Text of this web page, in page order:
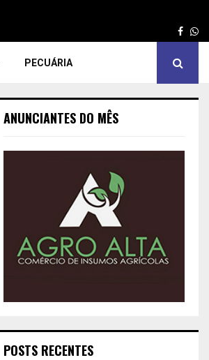
PECUÁRIA
ANUNCIANTES DO MÊS
POSTS RECENTES